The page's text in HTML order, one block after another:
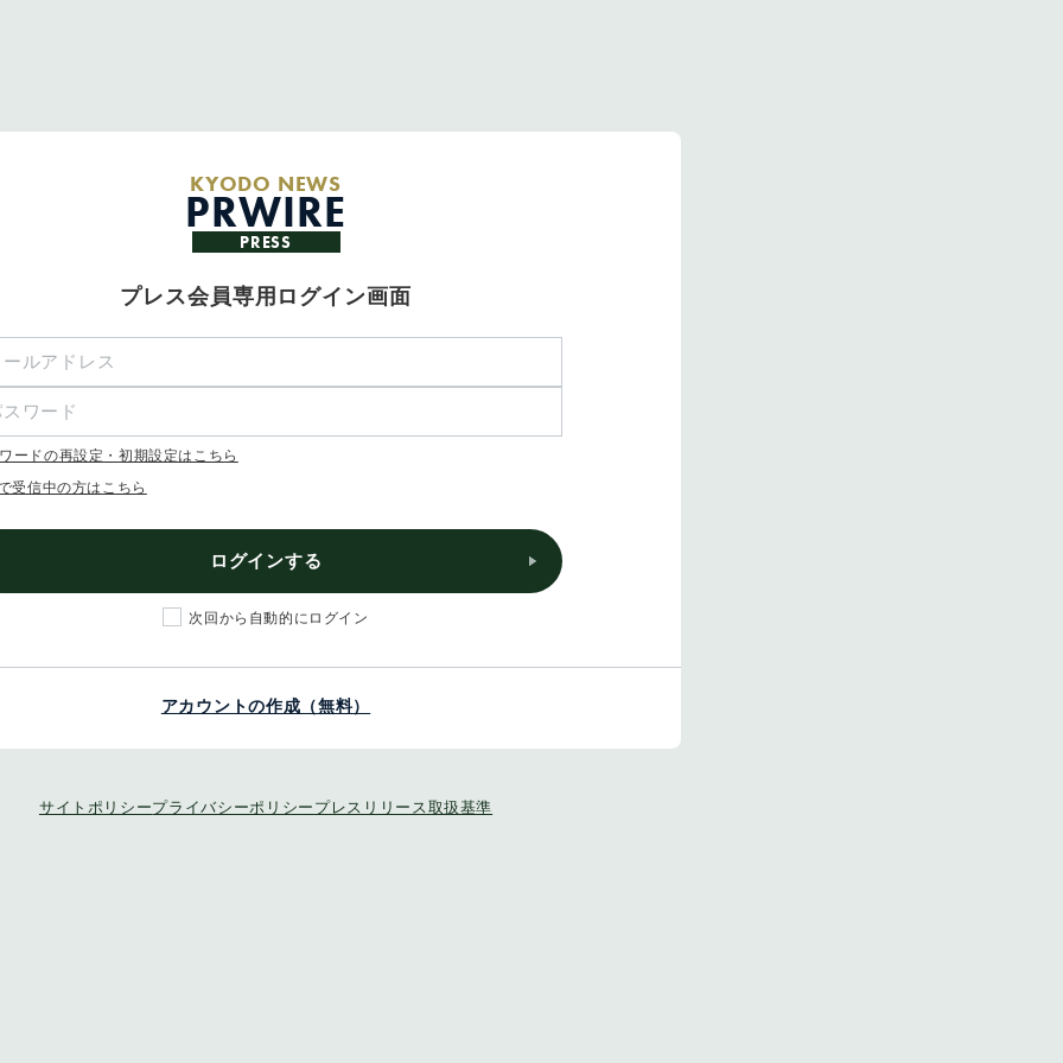
KYODO NEWS
PRWIRE
PRESS
プレス会員専用ログイン画面
ードの再設定・初期設定はこちら
受信中の方はこちら
ログインする
次回から自動的にログイン
アカウントの作成（無料）
サイトポリシープライバシーポリシー プレスリリース取扱基準